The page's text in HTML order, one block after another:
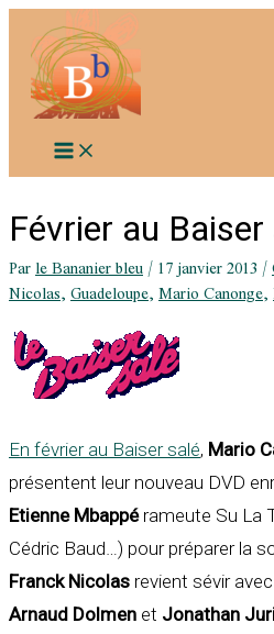
contenu
Février au Baiser
Parle Bananier bleu/17 janvier 2013/
Nicolas,Guadeloupe,Mario Canonge,
En février au Baiser salé, Mario
présentent leur nouveau DVD
Etienne Mbappérameute Su La
Cédric Baud…) pour préparer la
Franck Nicolas revient sévir
Arnaud Dolmen et Jonathan